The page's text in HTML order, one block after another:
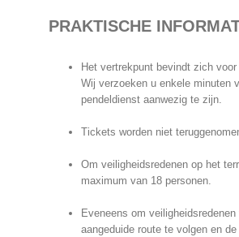
PRAKTISCHE
Het vertrekpunt bevindt zich
Wij verzoeken u enkele minuten
pendeldienst aanwezig te zijn.
Tickets worden niet
Om veiligheidsredenen op het
maximum van 18 personen.
Eveneens om
aangeduide route te volgen en